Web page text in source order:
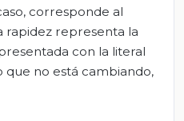
corresponde al
rapidez representa la
con la literal
que no está cambiando,